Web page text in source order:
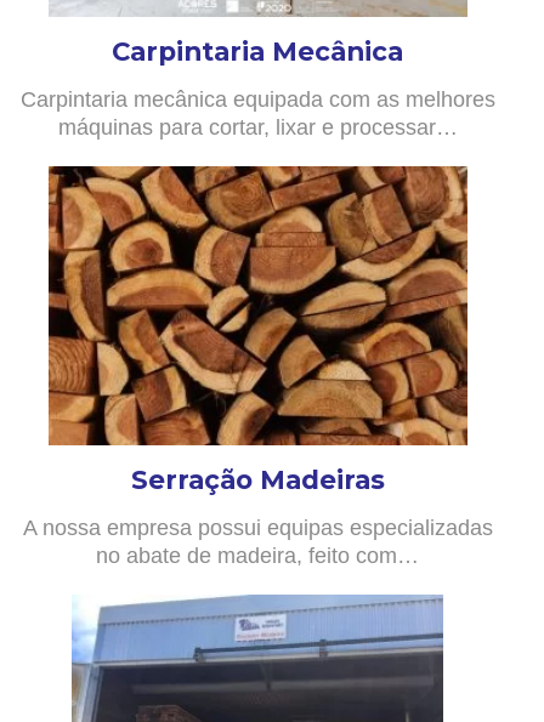
Carpintaria Mecânica
Carpintaria mecânica equipada com as melhores
máquinas para cortar, lixar e processar…
Serração Madeiras
A nossa empresa possui equipas especializadas
no abate de madeira, feito com…